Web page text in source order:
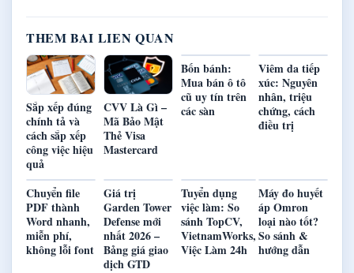
THEM BAI LIEN QUAN
Sắp xếp đúng
chính tả và
cách sắp xếp
công việc hiệu
quả
CVV Là Gì –
Mã Bảo Mật
Thẻ Visa
Mastercard
Bốn bánh:
Mua bán ô tô
cũ uy tín trên
các sàn
Viêm da tiếp
xúc: Nguyên
nhân, triệu
chứng, cách
điều trị
Chuyển file
PDF thành
Word nhanh,
miễn phí,
không lỗi font
Giá trị
Garden Tower
Defense mới
nhất 2026 –
Bảng giá giao
dịch GTD
Tuyển dụng
việc làm: So
sánh TopCV,
VietnamWorks,
Việc Làm 24h
Máy đo huyết
áp Omron
loại nào tốt?
So sánh &
hướng dẫn